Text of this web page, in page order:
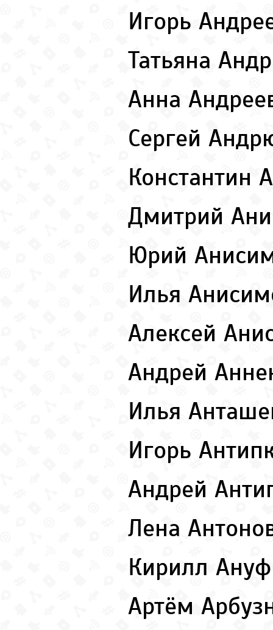
Игорь
Татьяна
Анна
Сергей
Дмитрий
Юрий
Илья
Алексей
Андрей
Илья
Игорь
Андрей
Лена
Кирилл
Артём